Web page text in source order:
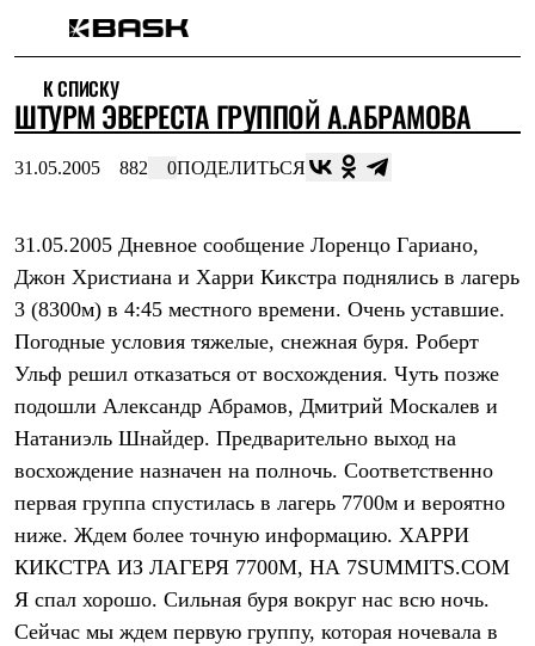
Интернет-магазин
Мужская одежда
Утепленная пухом
Куртки
Брюки
Утепленная синтетикой
Куртки
Брюки
Штормовая одежда
Куртки
Брюки
Софтшелл одежда
Куртки
Брюки
Куртки
Брюки
Жилеты
Термобелье
Теплое термобелье
Среднее термобелье
Легкое термобелье
Лёгкая одежда
К СПИСКУ
ШТУРМ ЭВЕРЕСТА ГРУППОЙ А.АБРАМОВА
31.05.2005 882 0ПОДЕЛИТЬСЯ
31.05.2005 Дневное сообщение Лоренцо Гариано,
Джон Христиана и Харри Кикстра поднялись в лагерь
3 (8300м) в 4:45 местного времени. Очень уставшие.
Погодные условия тяжелые, снежная буря. Роберт
Ульф решил отказаться от восхождения. Чуть позже
подошли Александр Абрамов, Дмитрий Москалев и
Натаниэль Шнайдер. Предварительно выход на
восхождение назначен на полночь. Соответственно
первая группа спустилась в лагерь 7700м и вероятно
ниже. Ждем более точную информацию. ХАРРИ
КИКСТРА ИЗ ЛАГЕРЯ 7700М, НА 7SUMMITS.COM
Я спал хорошо. Сильная буря вокруг нас всю ночь.
Сейчас мы ждем первую группу, которая ночевала в